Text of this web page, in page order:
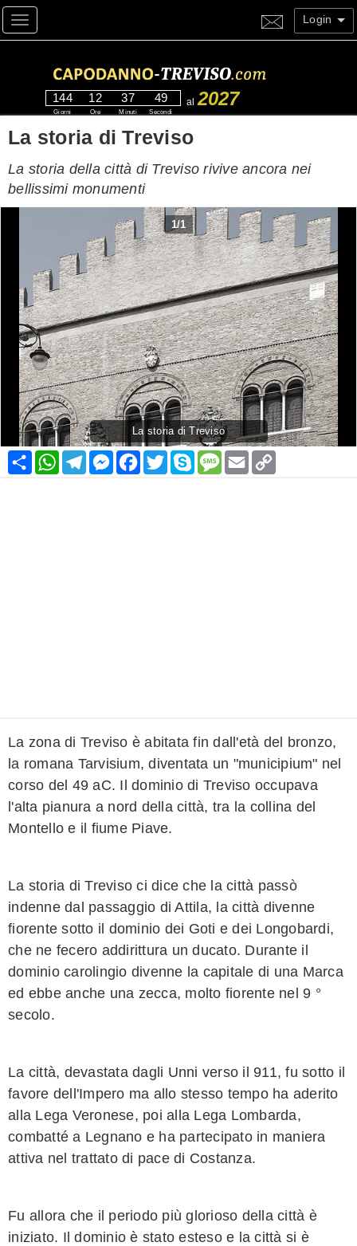
Toggle navigation Login
144
Giorni
12
Ore
37
Minuti
48
Secondi
al 2027
La storia di Treviso
La storia della città di Treviso rivive ancora nei
bellissimi monumenti
1/1
La storia di Treviso
Condividi
WhatsApp
Telegram
Messenger
Facebook
TwitterSkypeMessage
Email
La zona di Treviso è abitata fin dall'età del bronzo,
la romana Tarvisium, diventata un "municipium" nel
corso del 49 aC. Il dominio di Treviso occupava
l'alta pianura a nord della città, tra la collina del
Montello e il fiume Piave.
La storia di Treviso ci dice che la città passò
indenne dal passaggio di Attila, la città divenne
fiorente sotto il dominio dei Goti e dei Longobardi,
che ne fecero addirittura un ducato. Durante il
dominio carolingio divenne la capitale di una Marca
ed ebbe anche una zecca, molto fiorente nel 9 °
secolo.
La città, devastata dagli Unni verso il 911, fu sotto il
favore dell'Impero ma allo stesso tempo ha aderito
alla Lega Veronese, poi alla Lega Lombarda,
combatté a Legnano e ha partecipato in maniera
attiva nel trattato di pace di Costanza.
Fu allora che il periodo più glorioso della città è
iniziato. Il dominio è stato esteso e la città si è